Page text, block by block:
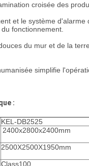
croisée des
et le système d'alarme
fonctionnement.
du mur et de la
simplifie
:
KEL-DB2525
2400x2800x2400mm
2500X2500X1950mm
Class100